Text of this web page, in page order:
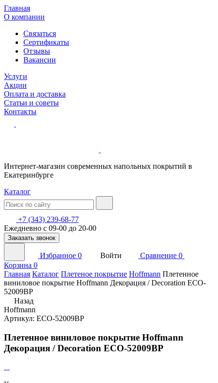
Главная
О компании
Связаться
Сертификаты
Отзывы
Вакансии
Услуги
Акции
Оплата и доставка
Статьи и советы
Контакты
Интернет-магазин современных напольных покрытий в
Екатеринбурге
Каталог
+7 (343) 239-68-77
Ежедневно с 09-00 до 20-00
Заказать звонок
Избранное 0 Войти Сравнение 0
Корзина 0
Главная Каталог Плетеное покрытие Hoffmann Плетенное
виниловое покрытие Hoffmann Декорация / Decoration ECO-
52009BP
Назад
Hoffmann
Артикул: ECO-52009BP
Плетенное виниловое покрытие Hoffmann
Декорация / Decoration ECO-52009BP